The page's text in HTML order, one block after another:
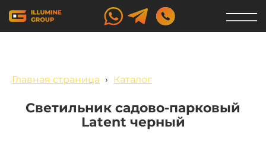
Главная страница › Каталог
Светильник садово-парковый
Latent черный